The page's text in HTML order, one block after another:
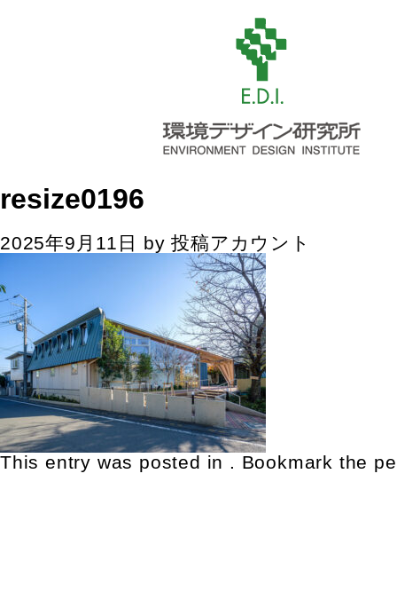
resize0196
2025年9月11日 by投稿アカウント
This entry was posted in . Bookmark the